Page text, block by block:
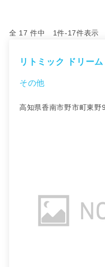
全 17 件中 1件-17件表示
リトミック ドリーム
その他
高知県香南市野市町東